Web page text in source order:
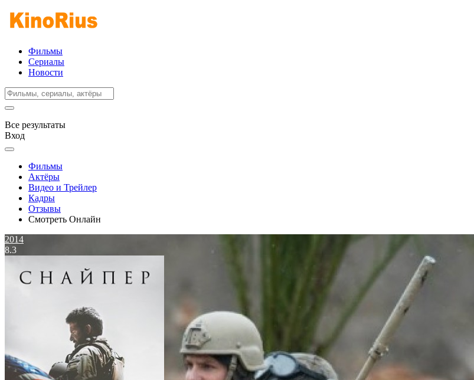
Фильмы
Сериалы
Новости
Все результаты
Вход
Фильмы
Актёры
Видео и Трейлер
Кадры
Отзывы
Смотреть Онлайн
2014
8.3